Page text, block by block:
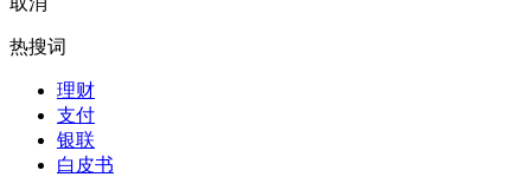
热搜词
理财
支付
银联
白皮书